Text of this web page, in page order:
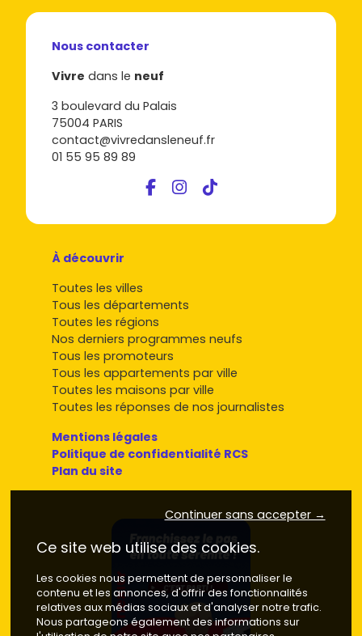
Nous contacter
Vivre dans le neuf
3 boulevard du Palais
75004 PARIS
contact@vivredansleneuf.fr
01 55 95 89 89
À découvrir
Toutes les villes
Tous les départements
Toutes les régions
Nos derniers programmes neufs
Tous les promoteurs
Tous les appartements par ville
Toutes les maisons par ville
Toutes les réponses de nos journalistes
Mentions légales
Politique de confidentialité RCS
Plan du site
Continuer sans accepter →
Ce site web utilise des cookies.
Les cookies nous permettent de personnaliser le
contenu et les annonces, d'offrir des fonctionnalités
relatives aux médias sociaux et d'analyser notre trafic.
Nous partageons également des informations sur